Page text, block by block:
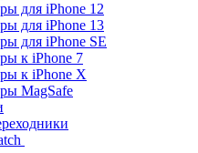
для iPhone 12
для iPhone 13
для iPhone SE
к iPhone 7
к iPhone X
MagSafe